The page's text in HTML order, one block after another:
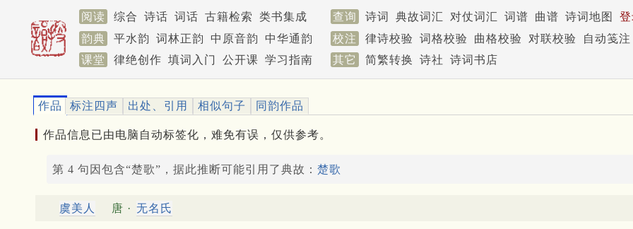
阅读 综合 诗话 词话 古籍检索 类书集成 查询 诗词 典故词汇 对仗词汇 词谱 曲谱 诗词地图
韵典
平水韵 词林正韵 中原音韵 中华通韵 校注 律诗校验 词格校验 曲格校验 对联校验
自动笺注
课堂
律绝创作 填词入门 公开课 学习指南 其它 简繁转换 诗社 诗词书店
作品 标注四声 出处、引用 相似句子 同韵作品
作品信息已由电脑自动标签化，难免有误，仅供参考。
第 4 句因包含“楚歌”，据此推断可能引用了典故： 楚歌
虞美人 唐 · 无名氏